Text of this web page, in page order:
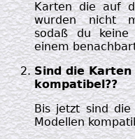
Karten die auf
wurden nicht
sodaß du
einem
Sind die
kompatibel??
Bis jetzt sind
Modellen